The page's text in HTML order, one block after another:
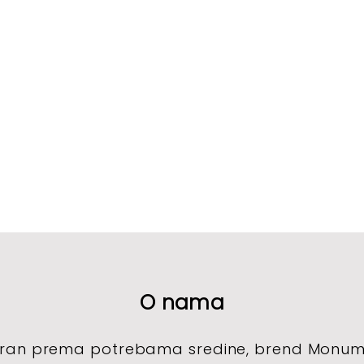
O nama
prema potrebama sredine, brend